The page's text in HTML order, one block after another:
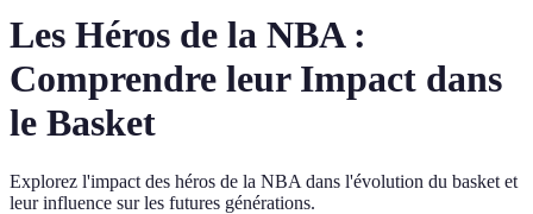
Les Héros de la NBA :
Comprendre leur Impact dans
le Basket
Explorez l'impact des héros de la NBA dans l'évolution du basket et
leur influence sur les futures générations.